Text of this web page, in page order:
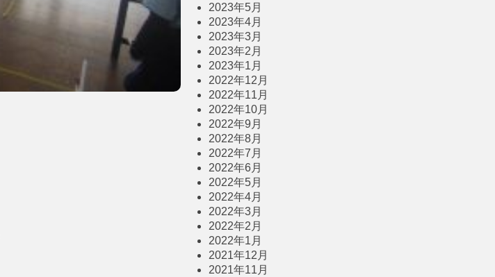
2023年5月
2023年4月
2023年3月
2023年2月
2023年1月
2022年12月
2022年11月
2022年10月
2022年9月
2022年8月
2022年7月
2022年6月
2022年5月
2022年4月
2022年3月
2022年2月
2022年1月
2021年12月
2021年11月